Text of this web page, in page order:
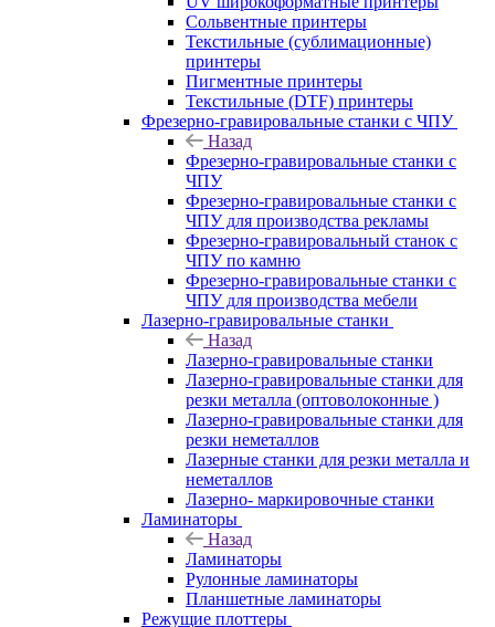
Сольвентные принтеры
Текстильные (сублимационные)
принтеры
Пигментные принтеры
Текстильные (DTF) принтеры
Фрезерно-гравировальные станки с ЧПУ
Назад
Фрезерно-гравировальные станки с
ЧПУ
Фрезерно-гравировальные станки с
ЧПУ для производства рекламы
Фрезерно-гравировальный станок с
ЧПУ по камню
Фрезерно-гравировальные станки с
ЧПУ для производства мебели
Лазерно-гравировальные станки
Назад
Лазерно-гравировальные станки
Лазерно-гравировальные станки для
резки металла (оптоволоконные )
Лазерно-гравировальные станки для
резки неметаллов
Лазерные станки для резки металла и
неметаллов
Лазерно- маркировочные станки
Ламинаторы
Назад
Ламинаторы
Рулонные ламинаторы
Планшетные ламинаторы
Режущие плоттеры